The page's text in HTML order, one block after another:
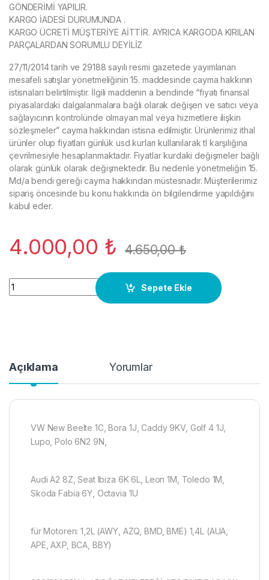
GÖNDERİMİ YAPILIR.
KARGO İADESİ DURUMUNDA .
KARGO ÜCRETİ MÜŞTERİYE AİTTİR. AYRICA KARGODA KIRILAN
PARÇALARDAN SORUMLU DEYİLİZ
27/11/2014 tarih ve 29188 sayılı resmi gazetede yayımlanan
mesafeli satışlar yönetmeliğinin 15. maddesinde cayma hakkının
istisnaları belirtilmiştir. İlgili maddenin a bendinde “fiyatı finansal
piyasalardaki dalgalanmalara bağlı olarak değişen ve satıcı veya
sağlayıcının kontrolünde olmayan mal veya hizmetlere ilişkin
sözleşmeler” cayma hakkından istisna edilmiştir. Ürünlerimiz ithal
ürünler olup fiyatları günlük usd kurları kullanılarak tl karşılığına
çevrilmesiyle hesaplanmaktadır. Fiyatlar kurdaki değişmeler bağlı
olarak günlük olarak değişmektedir. Bu nedenle yönetmeliğin 15.
Md/a bendi gereği cayma hakkından müstesnadır. Müşterilerimiz
sipariş öncesinde bu konu hakkında ön bilgilendirme yapıldığını
kabul eder.
4.000,00 ₺ 4.650,00₺
036133062N VW POLO 9N Gaz Kelebeği 1.2 Benzin 2003
Sepete Ekle
Açıklama Yorumlar
VW New Beelte 1C, Bora 1J, Caddy 9KV, Golf 4 1J,
Lupo, Polo 6N2 9N,
Audi A2 8Z, Seat Ibiza 6K 6L, Leon 1M, Toledo 1M,
Skoda Fabia 6Y, Octavia 1U
für Motoren: 1,2L (AWY, AZQ, BMD, BME) 1,4L (AUA,
APE, AXP, BCA, BBY)